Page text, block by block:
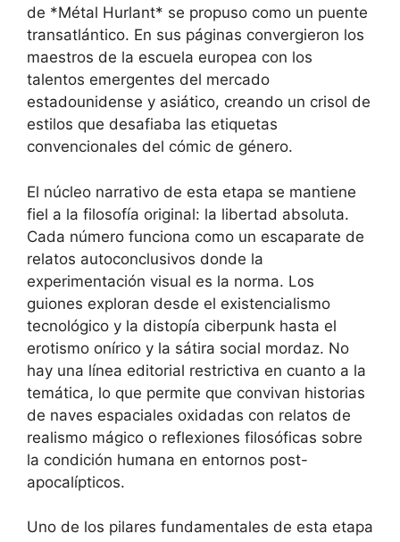
de *Métal Hurlant* se propuso como un puente
transatlántico. En sus páginas convergieron los
maestros de la escuela europea con los
talentos emergentes del mercado
estadounidense y asiático, creando un crisol de
estilos que desafiaba las etiquetas
convencionales del cómic de género.
El núcleo narrativo de esta etapa se mantiene
fiel a la filosofía original: la libertad absoluta.
Cada número funciona como un escaparate de
relatos autoconclusivos donde la
experimentación visual es la norma. Los
guiones exploran desde el existencialismo
tecnológico y la distopía ciberpunk hasta el
erotismo onírico y la sátira social mordaz. No
hay una línea editorial restrictiva en cuanto a la
temática, lo que permite que convivan historias
de naves espaciales oxidadas con relatos de
realismo mágico o reflexiones filosóficas sobre
la condición humana en entornos post-
apocalípticos.
Uno de los pilares fundamentales de esta etapa